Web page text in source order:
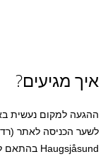
איך מגיעים?
Haugsjåsund בהתאם לשילוט וסעו עוד 16 ק"מ).